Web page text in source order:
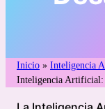
Inicio » Inteligencia
Inteligencia Artificial: